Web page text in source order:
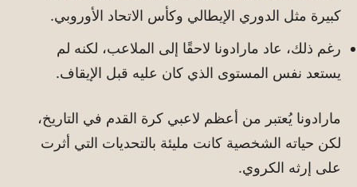
كبيرة مثل الدوري الإيطالي وكأس الاتحاد الأوروبي.
رغم ذلك، عاد مارادونا لاحقًا إلى الملاعب، لكنه لم
يستعد نفس المستوى الذي كان عليه قبل الإيقاف.
مارادونا يُعتبر من أعظم لاعبي كرة القدم في التاريخ،
لكن حياته الشخصية كانت مليئة بالتحديات التي أثرت
على إرثه الكروي.